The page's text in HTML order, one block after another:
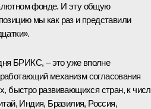
фонде. И эту общую
мы как раз и представили
БРИКС, – это уже вполне
механизм согласования
быстро развивающихся стран, к
Индия, Бразилия, Россия,